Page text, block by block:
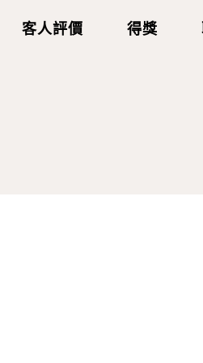
客人評價 得獎